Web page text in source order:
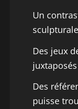
Un
Des jeux
Des
puisse